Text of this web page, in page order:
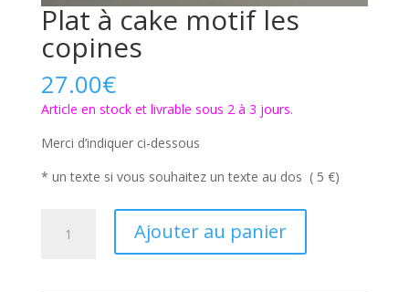
Plat à cake motif les
copines
27.00€
Article en stock et livrable sous 2 à 3 jours.
Merci d’indiquer ci-dessous
* un texte si vous souhaitez un texte au dos ( 5 €)
Ajouter au panier